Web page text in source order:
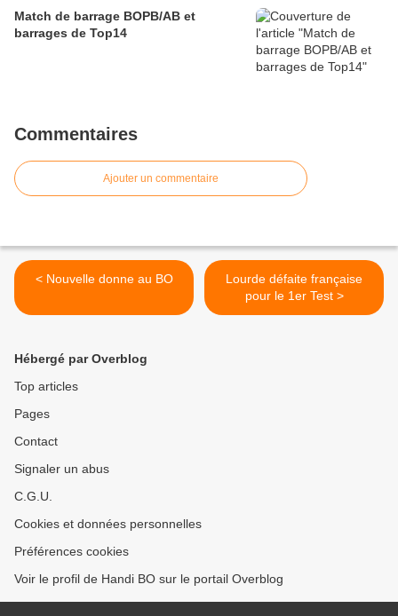
Match de barrage BOPB/AB et
barrages de Top14
Commentaires
Ajouter un commentaire
< Nouvelle donne au BO
Lourde défaite française
pour le 1er Test >
Hébergé par Overblog
Top articles
Pages
Contact
Signaler un abus
C.G.U.
Cookies et données personnelles
Préférences cookies
Voir le profil de Handi BO sur le portail Overblog